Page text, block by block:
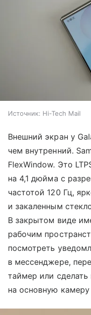
Источник: Hi-Tech Mail
Внешний экран у
чем внутренний.
FlexWindow. Это
на 4,1 дюйма с
частотой 120 Гц,
и закаленным
В закрытом виде
рабочим
посмотреть
в мессенджере,
таймер или сделать
на основную